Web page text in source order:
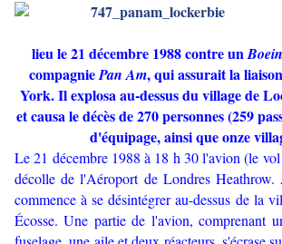
lieu le 21 décembre 1988 contre un
compagniePan Am, qui assurait la
York. Il explosa au-dessus du village de
et causa le décès de 270 personnes (259
d'équipage, ainsi que onze
Le 21 décembre 1988 à 18 h 30 l'avion (le
décolle de l'Aéroport de Londres
commence à se désintégrer au-dessus de la
Écosse. Une partie de l'avion, comprenant